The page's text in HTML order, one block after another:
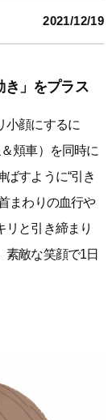
2021/12/19
き」をプラス
小顔にするに
頬車）を同時に
すように“引き
まわりの血行や
リと引き締まり
素敵な笑顔で1日